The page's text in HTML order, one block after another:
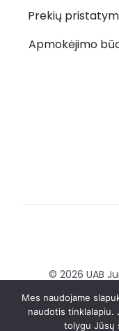
Prekių
Apmokėjimo
© 2026 UAB
Mes naudojame
naudotis tinklalapiu.
tolygu Jūsų